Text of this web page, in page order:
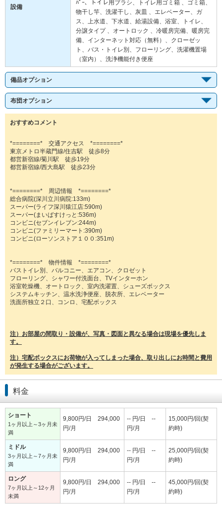
設備
ﾊﾟｰ、トイレ用ブラシ、トイレ用ゴミ箱 、ゴミ箱、
物干し竿、洗濯干し、灰皿 、エレベーター、ガ
ス、上水道、下水道、給湯設備、浴室、トイレ、
分譲タイプ 、オートロック 、冷暖房完備、暖房完
備、インターネット対応（無料）、クローゼッ
ト、バス・トイレ別、フローリング、洗濯機置場
（室内）、洗浄機能付き便座
備品オプション
布団オプション
おすすめコメント
*========* 交通アクセス *========*
東京メトロ半蔵門線/住吉駅 徒歩8分
都営新宿線/菊川駅 徒歩19分
都営新宿線/西大島駅 徒歩23分
*========* 周辺情報 *========*
総合病院(深川立川病院:133m)
スーパー(ライフ深川猿江店:590m)
スーパー(まいばすけっと:536m)
コンビニ(セブンイレブン:244m)
コンビニ(ファミリーマート:390m)
コンビニ(ローソンストア１００:351m)
*========* 物件情報 *========*
バストイレ別、バルコニー、エアコン、クロゼット
フローリング、シャワー付洗面台、TVインターホン
浴室乾燥機、オートロック、室内洗濯置、シューズボックス
システムキッチン、温水洗浄便座、脱衣所、エレベーター
洗面所独立２口、コンロ、宅配ボックス
注）お部屋の間取り・設備が、写真・図面と異なる場合は現場を優先しま
す。
注）宅配ボックスにお荷物が入ってしまった場合、取り出しにお時間と費用
が発生する場合がございます。
料金
ショート
1ヶ月以上～3ヶ月未
満
9,800円/日 294,000
円/月
-- 円/日 --
円/月
15,000円/回(契
約時)
ミドル
3ヶ月以上～7ヶ月未
満
9,800円/日 294,000
円/月
-- 円/日 --
円/月
25,000円/回(契
約時)
ロング
7ヶ月以上～12ヶ月
未満
9,800円/日 294,000
円/月
-- 円/日 --
円/月
45,000円/回(契
約時)